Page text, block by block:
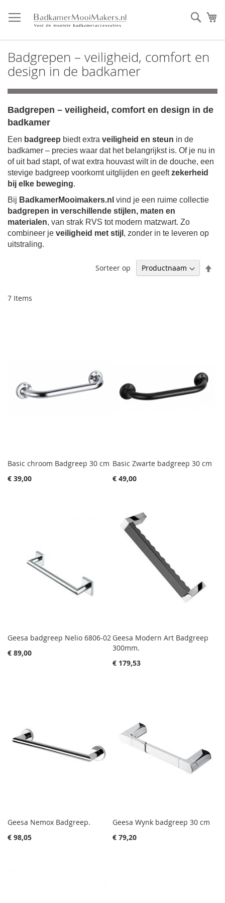
direct
door
inhoud
Badgrepen – veiligheid, comfort en
design in de badkamer
Badgrepen – veiligheid, comfort en design in de
badkamer
Een badgreep biedt extra veiligheid en steun in de
badkamer – precies waar dat het belangrijkst is. Of je nu in
of uit bad stapt, of wat extra houvast wilt in de douche, een
stevige badgreep voorkomt uitglijden en geeftzekerheid
bij elke beweging.
Bij BadkamerMooimakers.nl vind je een ruime collectie
badgrepen in verschillende stijlen, maten en
materialen, van strak RVS tot modern matzwart. Zo
combineer je veiligheid met stijl , zonder in te leveren op
uitstraling.
7 Items
Sorteer op
Basic chroom Badgreep 30 cm
€ 39,00
Basic Zwarte badgreep 30 cm
€ 49,00
Geesa badgreep Nelio 6806-02
€ 89,00
Geesa Modern Art Badgreep
300mm.
€ 179,53
Geesa Nemox Badgreep.
€ 98,05
Geesa Wynk badgreep 30 cm
€ 79,20